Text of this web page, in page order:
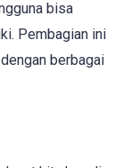
bisa
Pembagian ini
berbagai